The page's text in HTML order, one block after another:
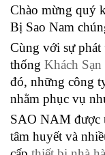
Chào mừng quý
Bị Sao Nam
Cùng với sự phát
thống Khách
đó, những công
nhằm phục vụ
SAO NAM được
tâm huyết và